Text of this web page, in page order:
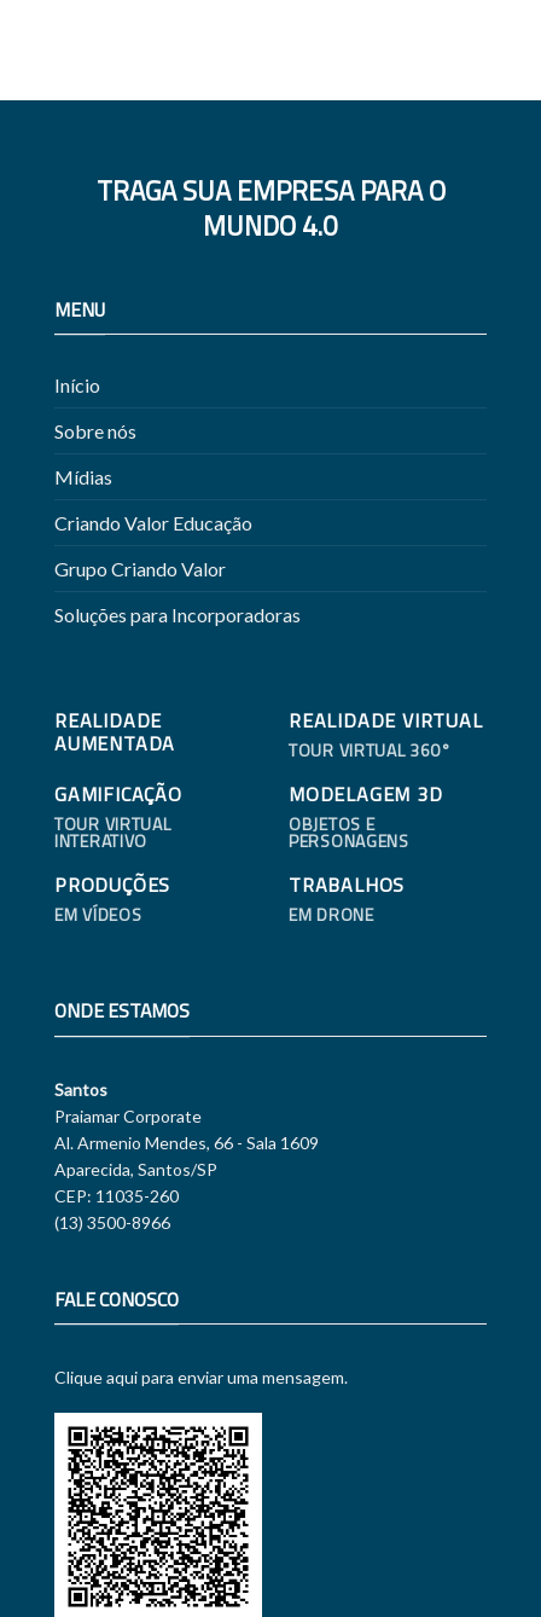
TRAGA SUA EMPRESA PARA O
MUNDO 4.0
MENU
Início
Sobre nós
Mídias
Criando Valor Educação
Grupo Criando Valor
Soluções para Incorporadoras
REALIDADE
AUMENTADA
REALIDADE VIRTUAL
TOUR VIRTUAL 360°
GAMIFICAÇÃO
TOUR VIRTUAL
INTERATIVO
MODELAGEM 3D
OBJETOS E
PERSONAGENS
PRODUÇÕES
EM VÍDEOS
TRABALHOS
EM DRONE
ONDE ESTAMOS
Santos
Praiamar Corporate
Al. Armenio Mendes, 66 - Sala 1609
Aparecida, Santos/SP
CEP: 11035-260
(13) 3500-8966
FALE CONOSCO
Clique aqui para enviar uma mensagem.